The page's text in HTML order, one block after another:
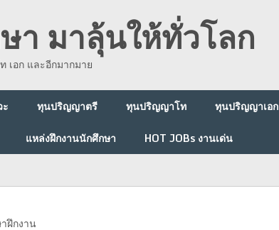
า มาลุ้นให้ทั่วโลก
เอก และอีกมากมาย
ทุนปริญญาตรี ทุนปริญญาโท ทุนปริญญาเอก
แหล่งฝึกงานนักศึกษา HOT JOBs งานเด่น
ฝึกงาน